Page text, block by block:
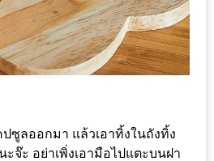
ซูลออกมา แล้วเอาทิ้งในถังทิ้ง
จ๊ะ อย่าเพิ่งเอามือไปแตะบนฝา